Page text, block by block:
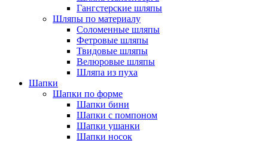
Гангстерские шляпы
Шляпы по материалу
Соломенные шляпы
Фетровые шляпы
Твидовые шляпы
Велюровые шляпы
Шляпа из пуха
Шапки
Шапки по форме
Шапки бини
Шапки с помпоном
Шапки ушанки
Шапки носок